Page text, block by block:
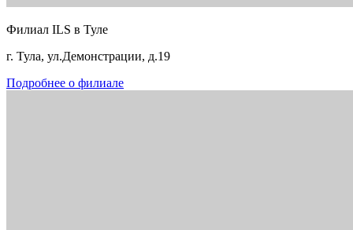
Филиал ILS в Туле
г. Тула, ул.Демонстрации, д.19
Подробнее о филиале